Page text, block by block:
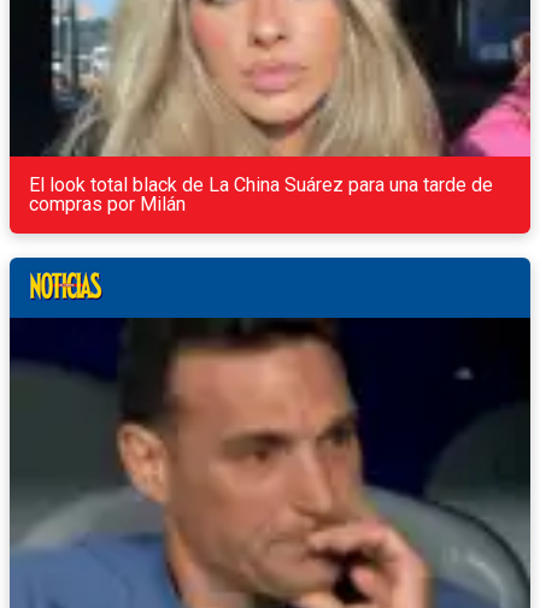
El look total black de La China Suárez para una tarde de
compras por Milán